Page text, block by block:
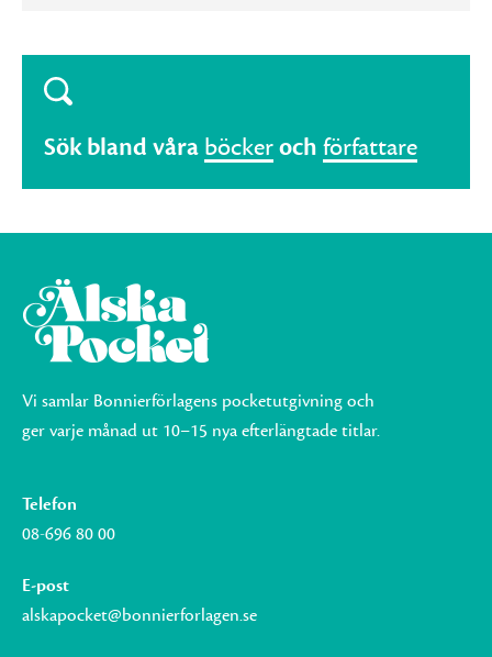
Sök bland våra böckeroch författare
Vi samlar Bonnierförlagens pocketutgivning och
ger varje månad ut 10–15 nya efterlängtade titlar.
Telefon
08-696 80 00
E-post
alskapocket@bonnierforlagen.se